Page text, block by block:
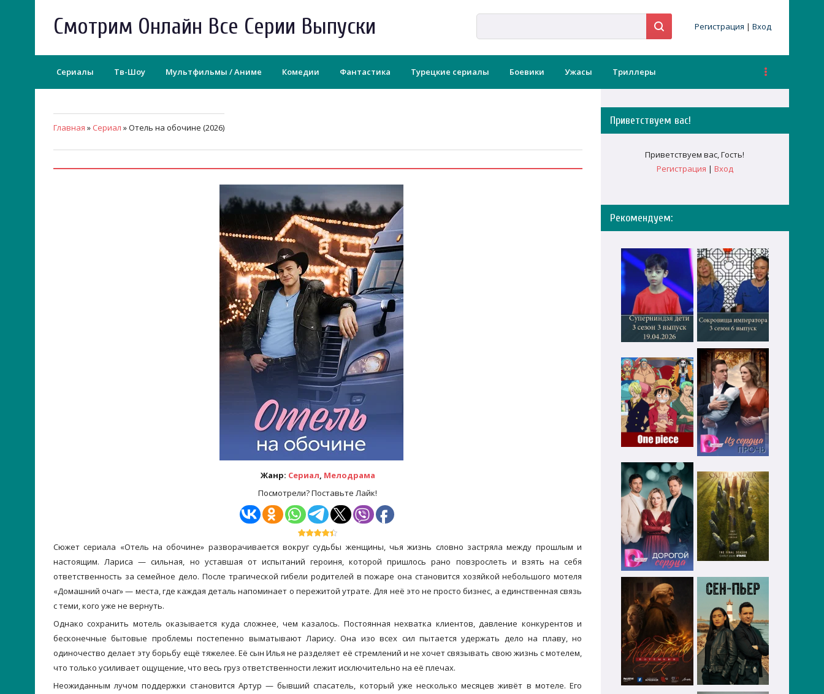
Смотрим Онлайн Все Серии Выпуски Регистрация | Вход
Сериалы Тв-Шоу Мультфильмы / Аниме Комедии Фантастика Турецкие сериалы Боевики Ужасы Триллеры
Главная » Сериал » Отель на обочине (2026)
Жанр: Сериал, Мелодрама
Посмотрели? Поставьте Лайк!
Сюжет сериала «Отель на обочине» разворачивается вокруг судьбы женщины, чья жизнь словно застряла между прошлым и
настоящим. Лариса — сильная, но уставшая от испытаний героиня, которой пришлось рано повзрослеть и взять на себя
ответственность за семейное дело. После трагической гибели родителей в пожаре она становится хозяйкой небольшого мотеля
«Домашний очаг» — места, где каждая деталь напоминает о пережитой утрате. Для неё это не просто бизнес, а единственная связь
с теми, кого уже не вернуть.
Однако сохранить мотель оказывается куда сложнее, чем казалось. Постоянная нехватка клиентов, давление конкурентов и
бесконечные бытовые проблемы постепенно выматывают Ларису. Она изо всех сил пытается удержать дело на плаву, но
одиночество делает эту борьбу ещё тяжелее. Её сын Илья не разделяет её стремлений и не хочет связывать свою жизнь с мотелем,
что только усиливает ощущение, что весь груз ответственности лежит исключительно на её плечах.
Неожиданным лучом поддержки становится Артур — бывший спасатель, который уже несколько месяцев живёт в мотеле. Его
Приветствуем вас!
Приветствуем вас,Гость!
Регистрация | Вход
Рекомендуем: